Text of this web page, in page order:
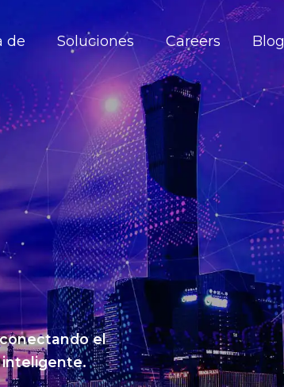
de Soluciones Careers Blog
el
inteligente.